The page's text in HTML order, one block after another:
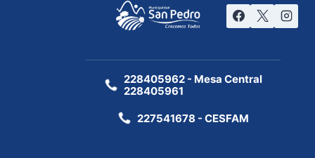
228405962 - Mesa Central
228405961
227541678 - CESFAM